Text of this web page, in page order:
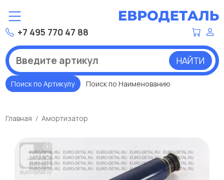
+7 495 770 47 88
НАЙТИ
Поиск по Артикулу Поиск по Наименованию
Главная Амортизатор